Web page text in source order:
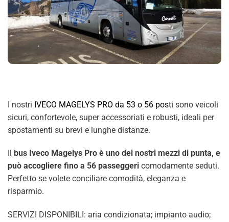
I nostri IVECO MAGELYS PRO da 53 o 56 posti sono veicoli
sicuri, confortevole, super accessoriati e robusti, ideali per
spostamenti su brevi e lunghe distanze.
bus Iveco Magelys Pro è uno dei nostri mezzi di punta, e
può accogliere fino a 56 passeggeri comodamente seduti.
Perfetto se volete conciliare comodità, eleganza e
risparmio.
SERVIZI DISPONIBILI: aria condizionata; impianto audio;